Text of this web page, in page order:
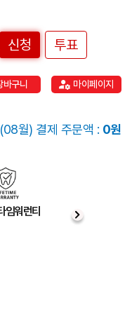
신청 투표
바구니 마이페이지
(08월) 결제 주문액 : 0원
임워런티